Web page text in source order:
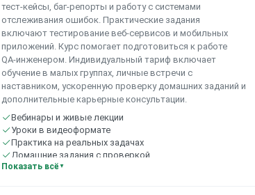
тест‑кейсы, баг‑репорты и работу с системами
отслеживания ошибок. Практические задания
включают тестирование веб‑сервисов и мобильных
приложений. Курс помогает подготовиться к работе
QA‑инженером. Индивидуальный тариф включает
обучение в малых группах, личные встречи с
наставником, ускоренную проверку домашних заданий и
дополнительные карьерные консультации.
Вебинары и живые лекции
Уроки в видеоформате
Практика на реальных задачах
Домашние задания с проверкой
Сообщество студентов
Показать всё